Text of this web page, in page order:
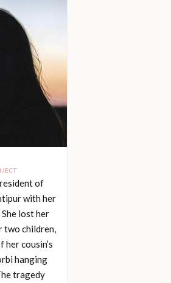
of
with her
lost her
two children,
her cousin’s
hanging
tragedy